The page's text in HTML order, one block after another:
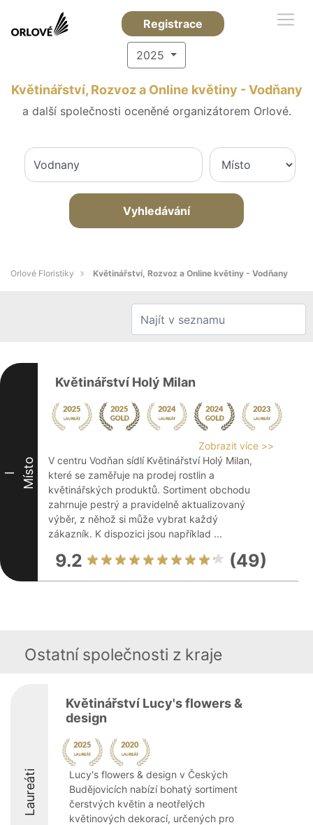
Registrace
2025
Květinářství, Rozvoz a Online květiny - Vodňany
a další společnosti oceněné organizátorem Orlové.
Vyhledávání
Orlové Floristiky Květinářství, Rozvoz a Online květiny - Vodňany
I Místo
Květinářství Holý Milan
Zobrazit více >>
V centru Vodňan sídlí Květinářství Holý Milan,
které se zaměřuje na prodej rostlin a
květinářských produktů. Sortiment obchodu
zahrnuje pestrý a pravidelně aktualizovaný
výběr, z něhož si může vybrat každý
zákazník. K dispozici jsou například ...
9.2 (49)
Ostatní společnosti z kraje
Laureáti
Květinářství Lucy's flowers &
design
Lucy's flowers & design v Českých
Budějovicích nabízí bohatý sortiment
čerstvých květin a neotřelých
květinových dekorací, určených pro